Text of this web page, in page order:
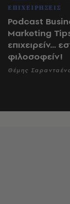
ΕΠΙΧΕΙΡΗΣΕΙΣ
Podcast
Marketing
επιχειρείν...
φιλοσοφείν!
Θέμης